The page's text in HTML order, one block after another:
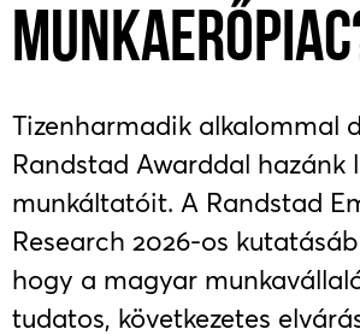
Tizenharmadik alkalommal
Randstad Awarddal hazánk
munkáltatóit. A Randstad
Research 2026-os
hogy a magyar
tudatos, következetes